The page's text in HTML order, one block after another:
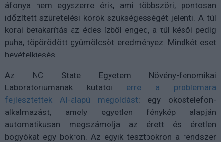
áfonya nem egyszerre érik, ami többszöri, pontosan
időzített szüretelési körök szükségességét jelenti. A túl
korai betakarítás az édes ízből enged, a túl késői pedig
puha, töpörödött gyümölcsöt eredményez. Mindkét eset
bevételkiesés.
Az NC State Egyetem Növény-fenomikai
Laboratóriumának kutatói erre a problémára
fejlesztettek AI-alapú megoldást: egy okostelefon-
alkalmazást, amely egyetlen fénykép alapján
automatikusan megszámolja az érett és éretlen
bogyókat egy bokron. Az egyik tesztbokron a rendszer